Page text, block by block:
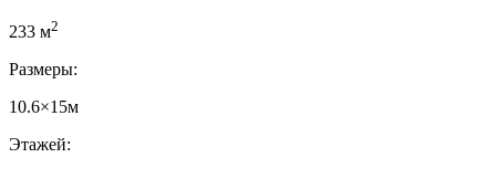
233 м2
Размеры:
10.6×15м
Этажей: